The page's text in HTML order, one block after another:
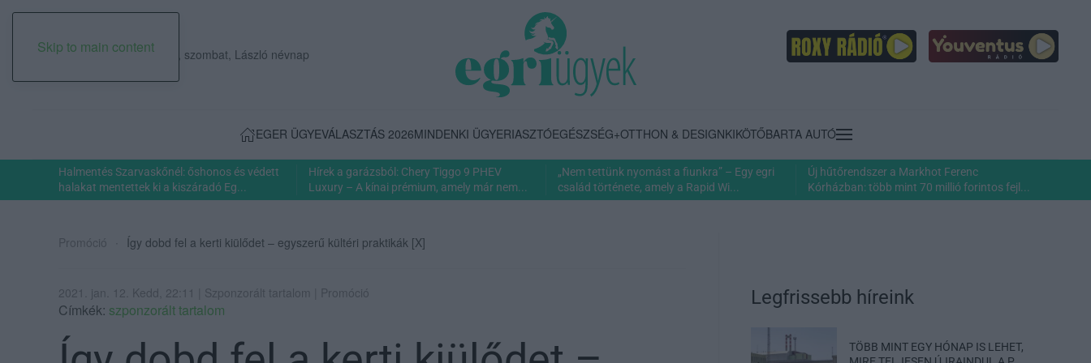
Skip to main content
2026. augusztus 08., szombat, László névnap
EGER ÜGYEVÁLASZTÁS 2026MINDENKI ÜGYERIASZTÓEGÉSZSÉG+OTTHON & DESIGNKIKÖTŐBARTA AUTÓ
Halmentés Szarvaskőnél: őshonos és védett
halakat mentettek ki a kiszáradó Eg...
Hírek a garázsból: Chery Tiggo 9 PHEV
Luxury – A kínai prémium, amely már nem...
„Nem tettünk nyomást a fiunkra” – Egy egri
család története, amely a Rapid Wi...
Új hűtőrendszer a Markhot Ferenc
Kórházban: több mint 70 millió forintos fejl...
Promóció Így dobd fel a kerti kiülődet – egyszerű kültéri praktikák [X]
2021. jan. 12. Kedd, 22:11 | Szponzorált tartalom | Promóció
Címkék: szponzorált tartalom
Legfrissebb híreink
TÖBB MINT EGY HÓNAP IS LEHET,